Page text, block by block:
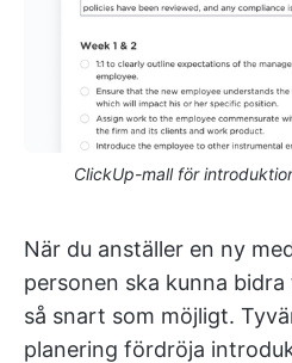
ClickUp-mall för
När du anställer en ny
personen ska kunna
så snart som möjligt.
planering fördröja